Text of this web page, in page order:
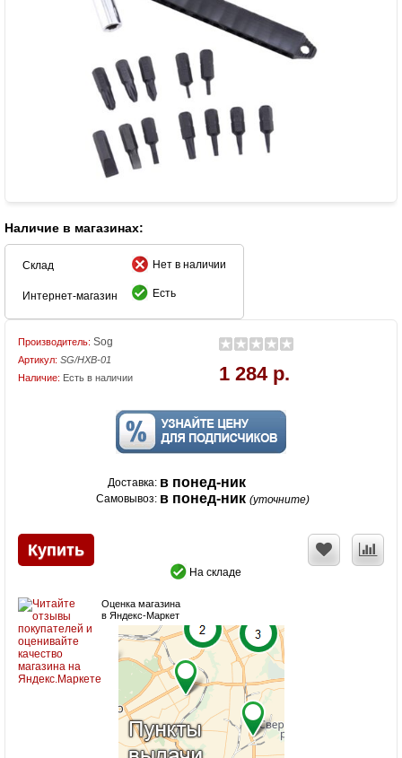
Наличие в магазинах:
Склад Нет в наличии
Интернет-магазин Есть
Производитель: Sog
Артикул: SG/HXB-01
Наличие: Есть в наличии 1 284 р.
Доставка: в понед-ник
Самовывоз: в понед-ник (уточните)
На складе
Оценка магазина
в Яндекс-Маркет